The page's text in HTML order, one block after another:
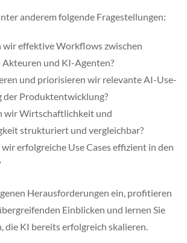
anderem folgende Fragestellungen:
wir effektive Workflows zwischen
Akteuren und KI-Agenten?
und priorisieren wir relevante AI-Use-
der Produktentwicklung?
wir Wirtschaftlichkeit und
strukturiert und vergleichbar?
erfolgreiche Use Cases effizient in den
Herausforderungen ein, profitieren
Einblicken und lernen Sie
die KI bereits erfolgreich skalieren.